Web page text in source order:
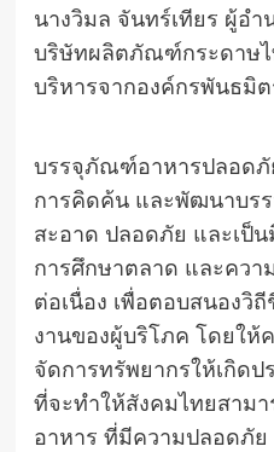
นางวิมล จันทร์เทียร ผู้อ
บริษัทผลิตภัณฑ์กระดาษ
บริหารจากองค์กรพันธมิ
บรรจุภัณฑ์อาหารปลอดภั
การคิดค้น และพัฒนาบร
สะอาด ปลอดภัย และเป็
การศึกษาตลาด และควา
ต่อเนื่อง เพื่อตอบสนองวิ
งานของผู้บริโภค โดยให้
จัดการทรัพยากรให้เกิด
ที่จะทำให้สังคมไทยสาม
อาหาร ที่มีความปลอดภัย